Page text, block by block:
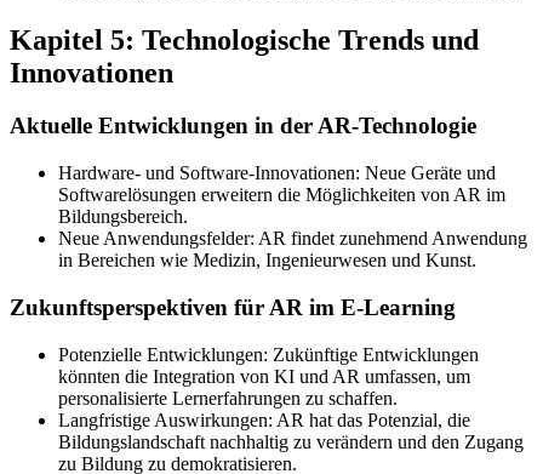
Kapitel 5: Technologische Trends und
Innovationen
Aktuelle Entwicklungen in der AR-Technologie
Hardware- und Software-Innovationen: Neue Geräte und
Softwarelösungen erweitern die Möglichkeiten von AR im
Bildungsbereich.
Neue Anwendungsfelder: AR findet zunehmend Anwendung
in Bereichen wie Medizin, Ingenieurwesen und Kunst.
Zukunftsperspektiven für AR im E-Learning
Potenzielle Entwicklungen: Zukünftige Entwicklungen
könnten die Integration von KI und AR umfassen, um
personalisierte Lernerfahrungen zu schaffen.
Langfristige Auswirkungen: AR hat das Potenzial, die
Bildungslandschaft nachhaltig zu verändern und den Zugang
zu Bildung zu demokratisieren.